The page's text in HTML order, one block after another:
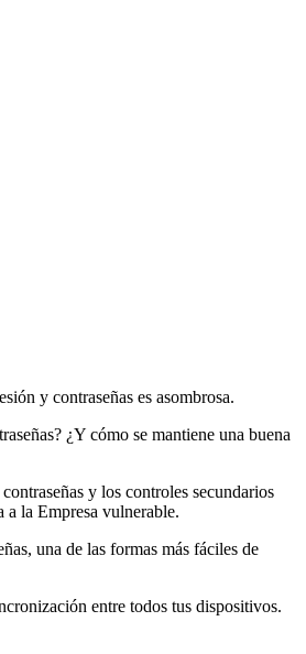
y contraseñas es asombrosa.
¿Y cómo se mantiene una buena
y los controles secundarios
a la Empresa vulnerable.
una de las formas más fáciles de
entre todos tus dispositivos.